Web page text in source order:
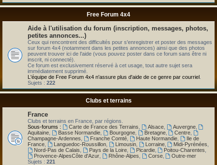
Free Forum 4x4
Aide à l'utilisation du forum (inscription, messages, photos,
petites annonces...)
Ceux qui rencontrent des difficultés pour s'enregistrer et poster des messages
sur forum 4x4 (notamment dans les petites annonces) ainsi que des photos
peuvent trouver ici de l'aide (vous pouvez poster dans ce forum sans être ni
inscrit, ni connecté).
Ce forum est exclusivement réservé à cet usage, tout autre sujet sera
immédiatement supprimé.
L'équipe de Free Forum 4x4 n'assure plus d'aide de ce genre par courriel
Sujets : 222
Clubs et terrains
France
Clubs et terrains en France, par régions.
Sous-forums :
Carte de France des Terrains Alsace, Auvergne,
Aquitaine
Basse Normandie, Bourgogne, Bretagne, Centre
Champagne-Ardennes
Franche Comté, Haute Normandie,
Ile de
France
Languedoc-Roussillon, Limousin, Lorraine, Midi-Pyrénées
Nord-Pas de Calais
Pays de la Loire, Picardie, Poitou-Charentes
Provence-AlpesCôte d'Azur, Rhône-Alpes Corse,
Outre-mer
Sujets : 221